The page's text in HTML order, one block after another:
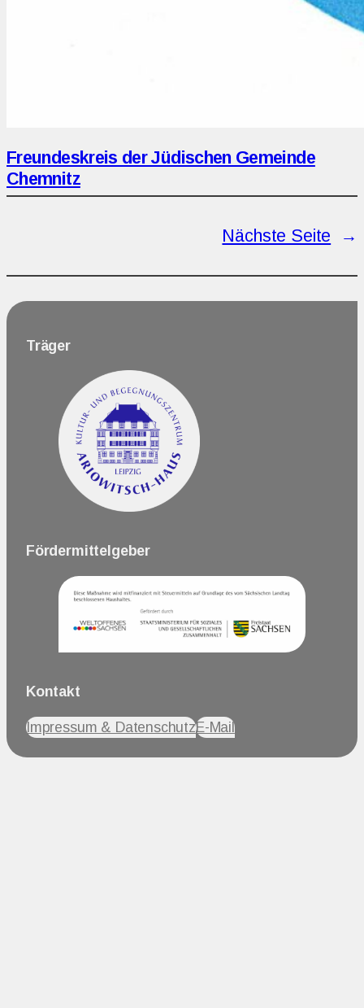
Freundeskreis der Jüdischen Gemeinde
Chemnitz
Nächste Seite →
Träger
Fördermittelgeber
Kontakt
Impressum & DatenschutzE-Mail